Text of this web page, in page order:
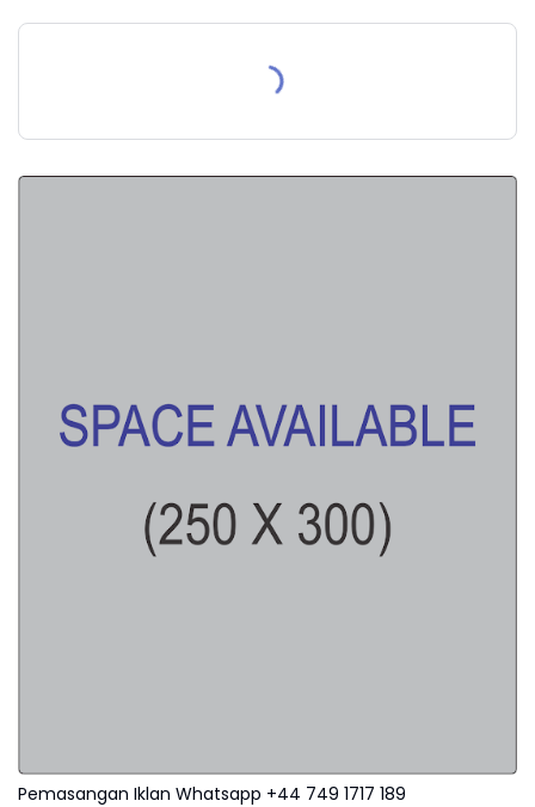
Pemasangan Iklan Whatsapp +44 749 1717 189